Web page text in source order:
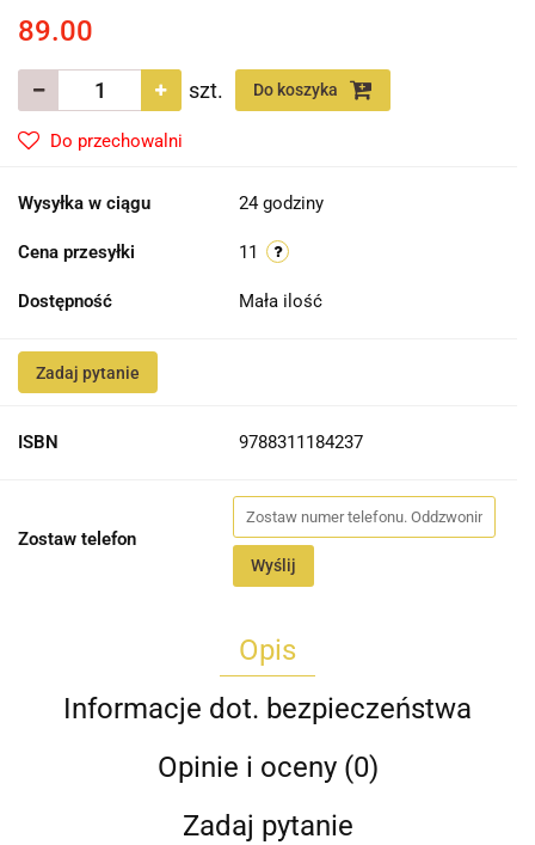
89.00
szt. Do koszyka
Do przechowalni
Wysyłka w ciągu 24 godziny
Cena przesyłki 11
Dostępność Mała ilość
Zadaj pytanie
ISBN 9788311184237
Zostaw telefon
Wyślij
Opis
Informacje dot. bezpieczeństwa
Opinie i oceny (0)
Zadaj pytanie